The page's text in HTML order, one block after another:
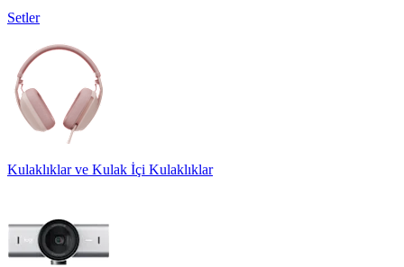
Setler
Kulaklıklar ve Kulak İçi Kulaklıklar